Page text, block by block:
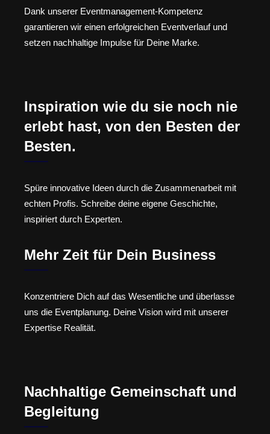
Dank unserer Eventmanagement-Kompetenz
garantieren wir einen erfolgreichen Eventverlauf und
setzen nachhaltige Impulse für Deine Marke.
Inspiration wie du sie noch nie
erlebt hast, von den Besten der
Besten.
Spüre innovative Ideen durch die Zusammenarbeit mit
echten Profis. Schreibe deine eigene Geschichte,
inspiriert durch Experten.
Mehr Zeit für Dein Business
Konzentriere Dich auf das Wesentliche und überlasse
uns die Eventplanung. Deine Vision wird mit unserer
Expertise Realität.
Nachhaltige Gemeinschaft und
Begleitung